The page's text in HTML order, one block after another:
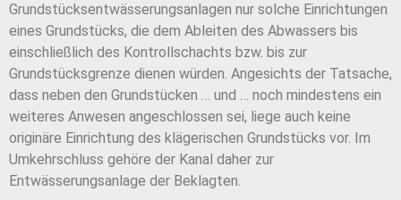
Grundstücksentwässerungsanlagen nur solche Einrichtungen
eines Grundstücks, die dem Ableiten des Abwassers bis
einschließlich des Kontrollschachts bzw. bis zur
Grundstücksgrenze dienen würden. Angesichts der Tatsache,
dass neben den Grundstücken … und … noch mindestens ein
weiteres Anwesen angeschlossen sei, liege auch keine
originäre Einrichtung des klägerischen Grundstücks vor. Im
Umkehrschluss gehöre der Kanal daher zur
Entwässerungsanlage der Beklagten.